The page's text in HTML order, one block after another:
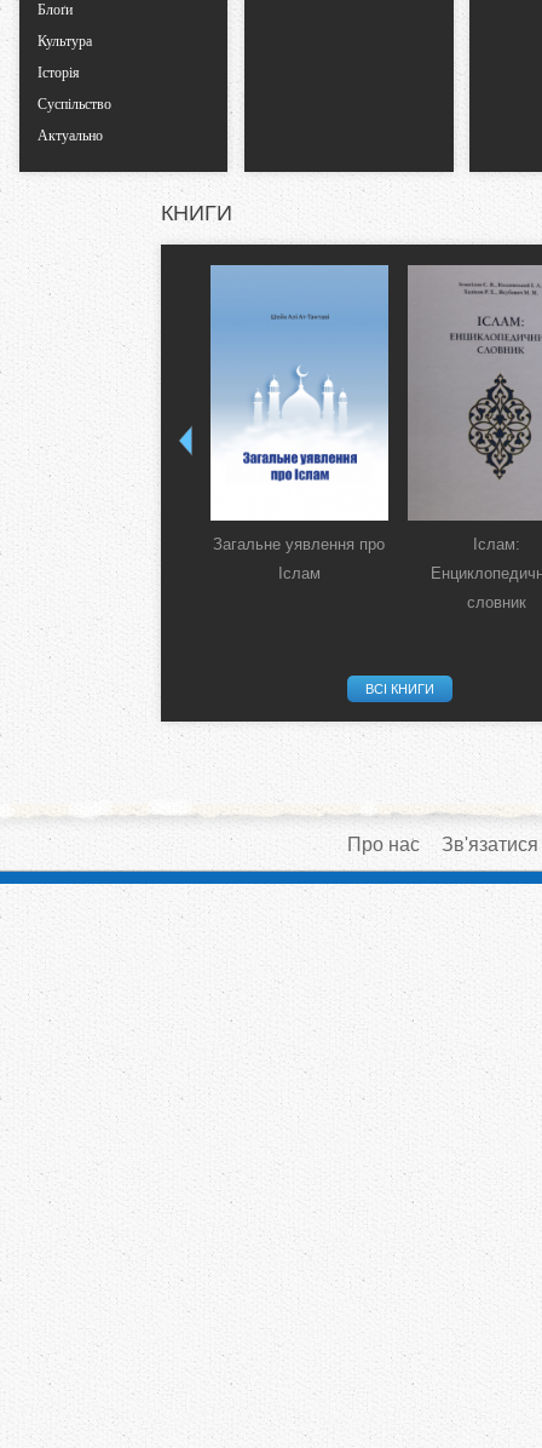
Блоґи
Культура
Історія
Суспільство
Актуально
КНИГИ
Загальне уявлення про
Іслам
Іслам:
словник
ВСІ КНИГИ
Про нас